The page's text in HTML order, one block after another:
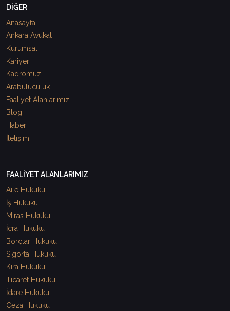
DİĞER
Anasayfa
Ankara Avukat
Kurumsal
Kariyer
Kadromuz
Arabuluculuk
Faaliyet Alanlarımız
Blog
Haber
İletişim
FAALİYET ALANLARIMIZ
Aile Hukuku
İş Hukuku
Miras Hukuku
İcra Hukuku
Borçlar Hukuku
Sigorta Hukuku
Kira Hukuku
Ticaret Hukuku
İdare Hukuku
Ceza Hukuku